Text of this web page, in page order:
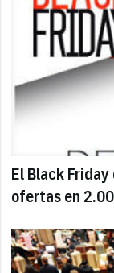
El Black
ofertas en